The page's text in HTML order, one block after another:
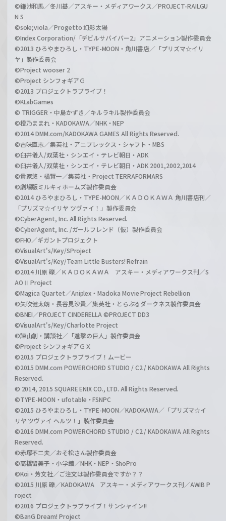
©鎌池和馬／冬川基／アスキー・メディアワークス／PROJECT-RAILGU
N S
©sole;viola／Progetto 幻影太陽
©Index Corporation/「デビルサバイバー2」アニメーション製作委員会
©2013 ひろやまひろし・TYPE-MOON・角川書店／「プリズマ☆イリ
ヤ」製作委員会
©Project wooser 2
©Project シンフォギアＧ
©2013 プロジェクトラブライブ！
©KLabGames
© TRIGGER・中島かずき／キルラキル製作委員会
©橙乃ままれ・KADOKAWA／NHK・NEP
©2014 DMM.com/KADOKAWA GAMES All Rights Reserved.
©古味直志／集英社・アニプレックス・シャフト・MBS
©臼井儀人/双葉社・シンエイ・テレビ朝日・ADK
©臼井儀人/双葉社・シンエイ・テレビ朝日・ADK 2001,2002,2014
©貴家悠・橘賢一／集英社・Project TERRAFORMARS
©劇場版ミルキィホームズ製作委員会
©2014 ひろやまひろし・TYPE-MOON／ＫＡＤＯＫＡＷＡ 角川書店刊／
「プリズマ☆イリヤ ツヴァイ！」製作委員会
©CyberAgent, Inc. All Rights Reserved.
©CyberAgent, Inc. /ガールフレンド（仮）製作委員会
©FHO／ギガントプロジェクト
©VisualArt's/Key/SProject
©VisualArt's/Key/Team Little Busters! Refrain
©2014 川原 礫／ＫＡＤＯＫＡＷＡ アスキー・メディアワークス刊／S
AOⅡ Project
©Magica Quartet／Aniplex・Madoka Movie Project Rebellion
©矢吹健太朗・長谷見沙貴／集英社・とらぶるダークネス製作委員会
©BNEI／PROJECT CINDERELLA ©PROJECT DD3
©VisualArt's/Key/Charlotte Project
©諫山創・講談社／「進撃の巨人」製作委員会
©Project シンフォギアＧＸ
©2015 プロジェクトラブライブ！ムービー
©2015 DMM.com POWERCHORD STUDIO / C2 / KADOKAWA All Rights
Reserved.
© 2014, 2015 SQUARE ENIX CO., LTD. All Rights Reserved.
©TYPE-MOON・ufotable・FSNPC
©2015 ひろやまひろし・TYPE-MOON／KADOKAWA／「プリズマ☆イ
リヤ ツヴァイ ヘルツ！」製作委員会
©2016 DMM.com POWERCHORD STUDIO / C2 / KADOKAWA All Rights
Reserved.
©赤塚不二夫／おそ松さん製作委員会
©高橋留美子・小学館／NHK・NEP・ShoPro
©Koi・芳文社／ご注文は製作委員会ですか？？
©2015 川原 礫／KADOKAWA アスキー・メディアワークス刊／AWIB P
roject
©2016 プロジェクトラブライブ！サンシャイン!!
©BanG Dream! Project